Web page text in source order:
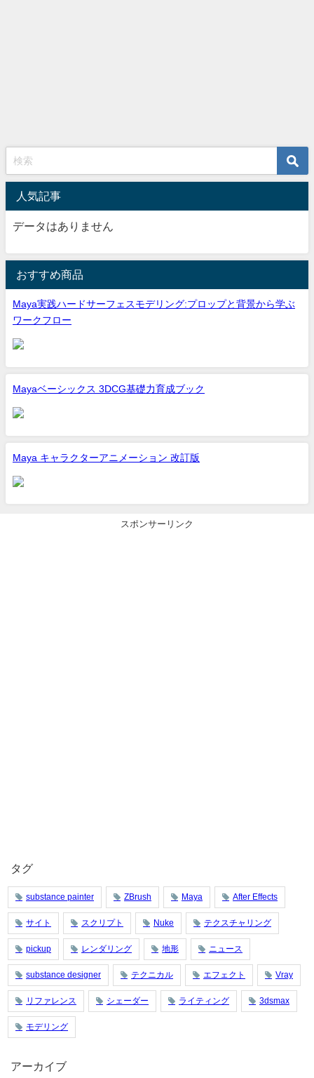
人気記事
データはありません
おすすめ商品
Maya実践ハードサーフェスモデリング:プロップと背景から学ぶ
ワークフロー
Mayaベーシックス 3DCG基礎力育成ブック
Maya キャラクターアニメーション 改訂版
スポンサーリンク
タグ
substance painter ZBrush Maya After Effects
サイト スクリプト Nuke テクスチャリング
pickup レンダリング 地形 ニュース
substance designer テクニカル エフェクト Vray
リファレンス シェーダー ライティング 3dsmax
モデリング
アーカイブ